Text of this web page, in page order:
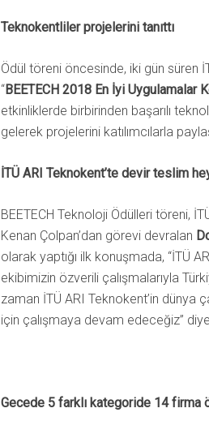
Teknokentliler projelerini tanıttı
Ödül töreni öncesinde, iki gün süren
“BEETECH 2018 En İyi Uygulamalar
etkinliklerde birbirinden başarılı
gelerek projelerini katılımcılarla
İTÜ ARI Teknokent’te devir teslim
BEETECH Teknoloji Ödülleri töreni,
Kenan Çolpan’dan görevi devralan
olarak yaptığı ilk konuşmada, “İTÜ
ekibimizin özverili çalışmalarıyla
zaman İTÜ ARI Teknokent’in dünya
için çalışmaya devam edeceğiz”
Gecede 5 farklı kategoride 14 firma